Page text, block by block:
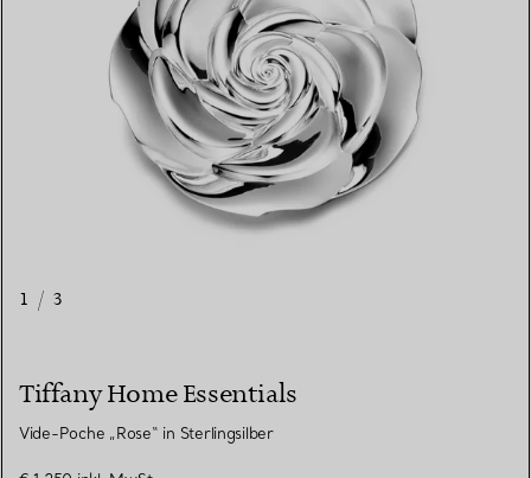
1 / 3
Tiffany Home Essentials
Vide-Poche „Rose“ in Sterlingsilber